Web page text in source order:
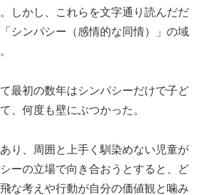
しかし、これらを文字通り読んだだ
シンパシー（感情的な同情）」の域
最初の数年はシンパシーだけで子ど
、何度も壁にぶつかった。
り、周囲と上手く馴染めない児童が
ーの立場で向き合おうとすると、ど
な考えや行動が自分の価値観と噛み